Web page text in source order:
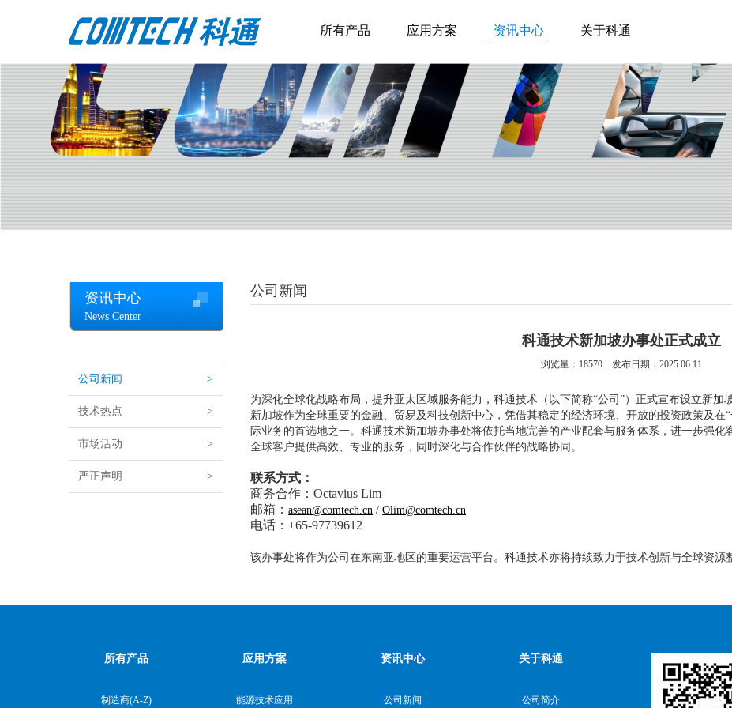
所有产品 应用方案 资讯中心 关于科通
资讯中心
News Center
公司新闻 >
技术热点 >
市场活动 >
严正声明 >
公司新闻
科通技术新加坡办事处正式成立
浏览量： 18570 发布日期：2025.06.11
为深化全球化战略布局，提升亚太区域服务能力，科通技术（以下简称“公司”）正式宣布设立新加
新加坡作为全球重要的金融、贸易及科技创新中心，凭借其稳定的经济环境、开放的投资政策及在
际业务的首选地之一。科通技术新加坡办事处将依托当地完善的产业配套与服务体系，进一步强
全球客户提供高效、专业的服务，同时深化与合作伙伴的战略协同。
联系方式：
商务合作：Octavius Lim
邮箱： asean@comtech.cn / Olim@comtech.cn
电话：+65-97739612
该办事处将作为公司在东南亚地区的重要运营平台。科通技术亦将持续致力于技术创新与全球资源
所有产品
制造商(A-Z)
应用方案
能源技术应用
资讯中心
公司新闻
关于科通
公司简介